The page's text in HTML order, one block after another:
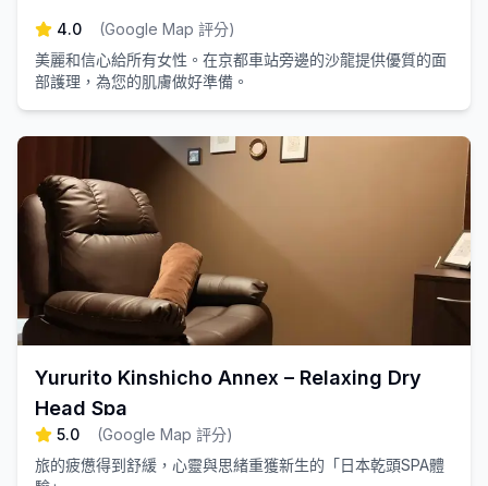
4.0 (Google Map 評分)
美麗和信心給所有女性。在京都車站旁邊的沙龍提供優質的面
部護理，為您的肌膚做好準備。
Yururito Kinshicho Annex – Relaxing Dry
Head Spa
5.0 (Google Map 評分)
旅的疲憊得到舒緩，心靈與思緒重獲新生的「日本乾頭SPA體